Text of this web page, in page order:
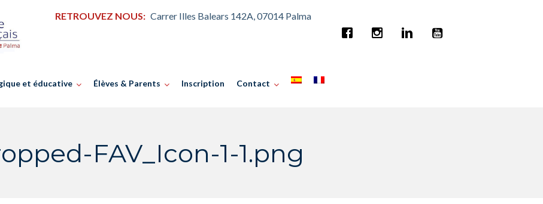
RETROUVEZ NOUS: Carrer Illes Balears 142A, 07014 Palma
et éducative Élèves & Parents Inscription Contact
FAV_Icon-1-1.png